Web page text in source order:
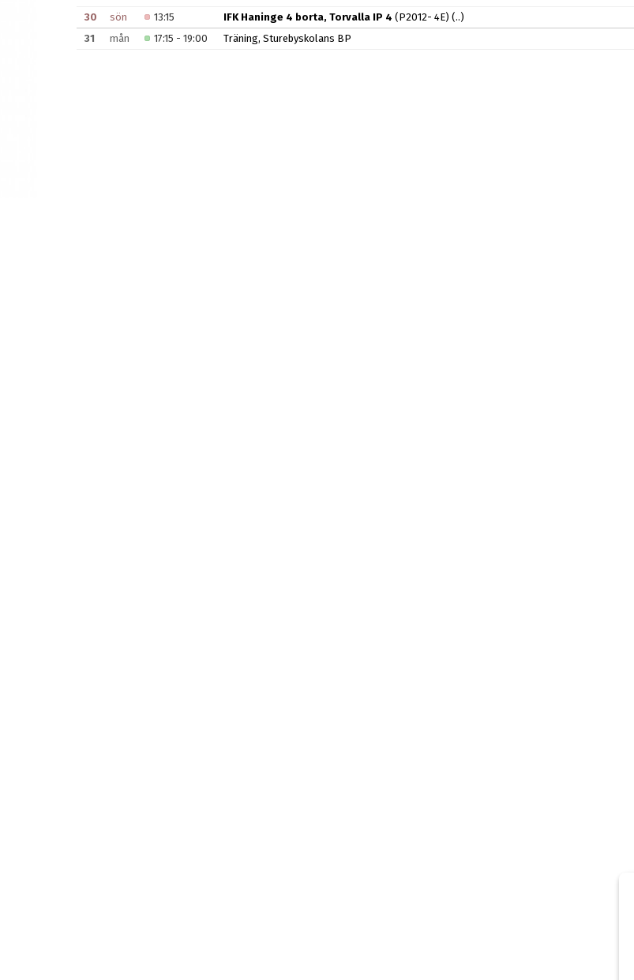
30
sön 13:15 IFK Haninge 4 borta, Torvalla IP 4 (P2012- 4E) (..)
31 mån 17:15 - 19:00 Träning, Sturebyskolans BP